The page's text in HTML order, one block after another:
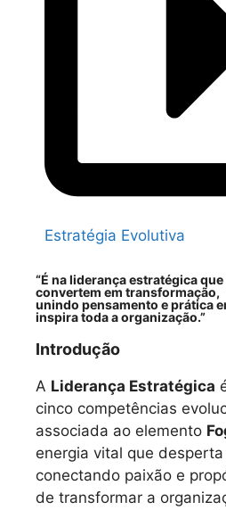
Estratégia Evolutiva
“É na liderança estratégica
convertem em transformação,
unindo pensamento e prática
inspira toda a organização.”
Introdução
A Liderança Estratégica
cinco competências
associada ao elemento
energia vital que
conectando paixão e
de transformar a